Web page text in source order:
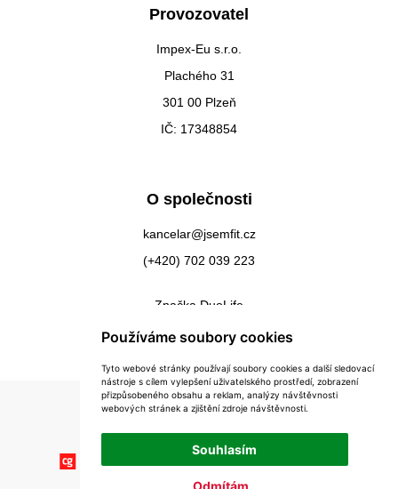
Používáme soubory cookies
Tyto webové stránky používají soubory cookies a další sledovací
nástroje s cílem vylepšení uživatelského prostředí, zobrazení
přizpůsobeného obsahu a reklam, analýzy návštěvnosti
webových stránek a zjištění zdroje návštěvnosti.
Souhlasím
Odmítám
Provozovatel
Impex-Eu s.r.o.
Plachého 31
301 00 Plzeň
IČ: 17348854
O společnosti
kancelar@jsemfit.cz
(+420) 702 039 223
Značka DuoLife
Kontakty